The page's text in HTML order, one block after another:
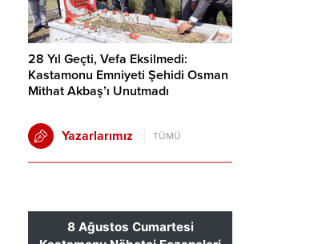
28 Yıl Geçti, Vefa Eksilmedi:
Kastamonu Emniyeti Şehidi Osman
Mithat Akbaş’ı Unutmadı
Yazarlarımız TÜMÜ